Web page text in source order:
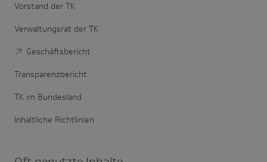
Vorstand der TK
Verwaltungsrat der TK
Geschäftsbericht
Transparenzbericht
TK im Bundesland
Inhaltliche Richtlinien